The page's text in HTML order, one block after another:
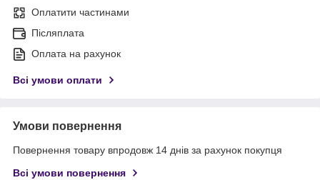
Оплатити частинами
Післяплата
Оплата на рахунок
Всі умови оплати
Умови повернення
Повернення товару впродовж 14 днів за рахунок покупця
Всі умови повернення